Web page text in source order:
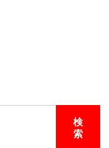
検
索